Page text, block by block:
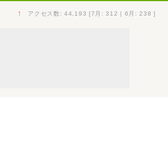
↑ アクセス数: 44,193 [7月: 312 | 6月: 238 ]